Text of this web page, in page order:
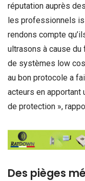
réputation auprès
les professionnels
rendons compte
ultrasons à cause du
de systèmes low
au bon protocole a
acteurs en apportant
de protection »,
Des pièges